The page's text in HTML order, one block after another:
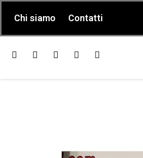
Chi siamo Contatti